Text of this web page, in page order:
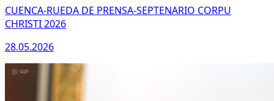
CUENCA-RUEDA DE PRENSA-SEPTENARIO CORPU
CHRISTI 2026
28.05.2026